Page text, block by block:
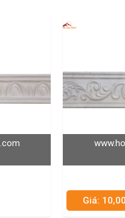
www.hoanggiaphatstone.com